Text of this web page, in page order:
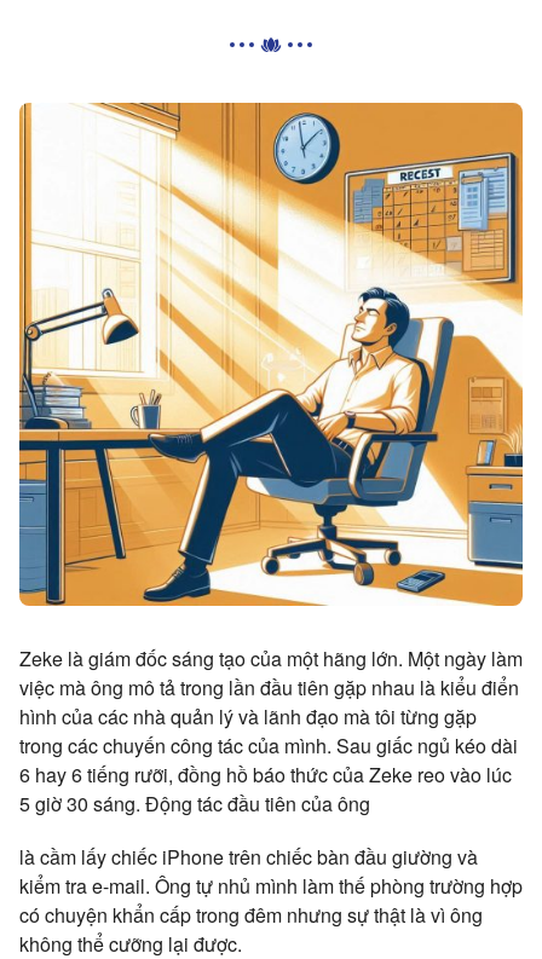
Zeke là giám đốc sáng tạo của một hãng lớn. Một ngày làm
việc mà ông mô tả trong lần đầu tiên gặp nhau là kiểu điển
hình của các nhà quản lý và lãnh đạo mà tôi từng gặp
trong các chuyến công tác của mình. Sau giấc ngủ kéo dài
6 hay 6 tiếng rưỡi, đồng hồ báo thức của Zeke reo vào lúc
5 giờ 30 sáng. Động tác đầu tiên của ông
là cầm lấy chiếc iPhone trên chiếc bàn đầu giường và
kiểm tra e-mail. Ông tự nhủ mình làm thế phòng trường hợp
có chuyện khẩn cấp trong đêm nhưng sự thật là vì ông
không thể cưỡng lại được.